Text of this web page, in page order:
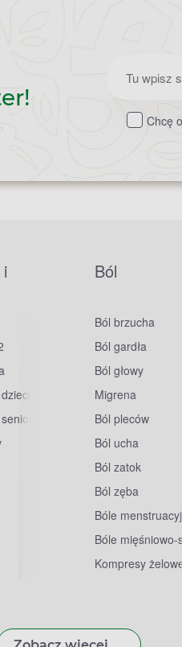
Zapisz
do
Chcę
i
Ból
Ból brzucha
Ból gardła
Ból głowy
Migrena
Ból pleców
Ból ucha
Ból zatok
Ból zęba
Bóle
Bóle mięśniowo-
Kompresy